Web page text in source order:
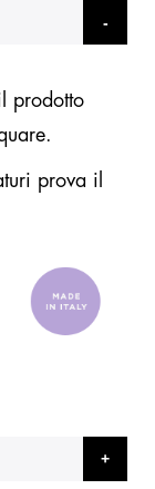
prodotto
prova il